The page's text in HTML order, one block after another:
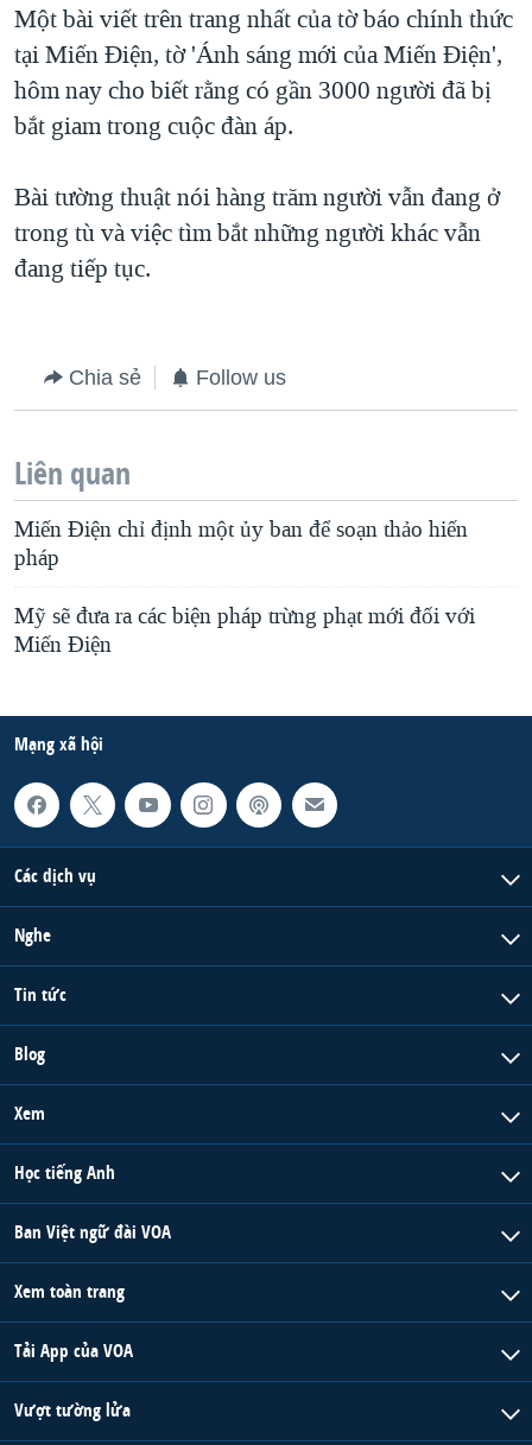
Một bài viết trên trang nhất của tờ báo chính thức
tại Miến Điện, tờ 'Ánh sáng mới của Miến Điện',
hôm nay cho biết rằng có gần 3000 người đã bị
bắt giam trong cuộc đàn áp.
Bài tường thuật nói hàng trăm người vẫn đang ở
trong tù và việc tìm bắt những người khác vẫn
đang tiếp tục.
Chia sẻ Follow us
Liên quan
Miến Điện chỉ định một ủy ban để soạn thảo hiến
pháp
Mỹ sẽ đưa ra các biện pháp trừng phạt mới đối với
Miến Ðiện
Mạng xã hội
Các dịch vụ
Nghe
Tin tức
Blog
Xem
Học tiếng Anh
Ban Việt ngữ đài VOA
Xem toàn trang
Tải App của VOA
Vượt tường lửa